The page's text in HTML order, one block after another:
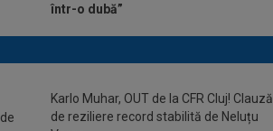
într-o dubă”
Karlo Muhar, OUT de la CFR Cluj! Clauză
de reziliere record stabilită de Neluțu